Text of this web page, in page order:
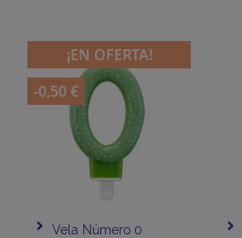
Vela Número 0
¡EN OFERTA!
-0,50 €